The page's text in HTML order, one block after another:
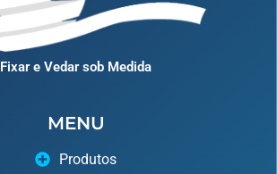
Fixar e Vedar sob Medida
MENU
Produtos